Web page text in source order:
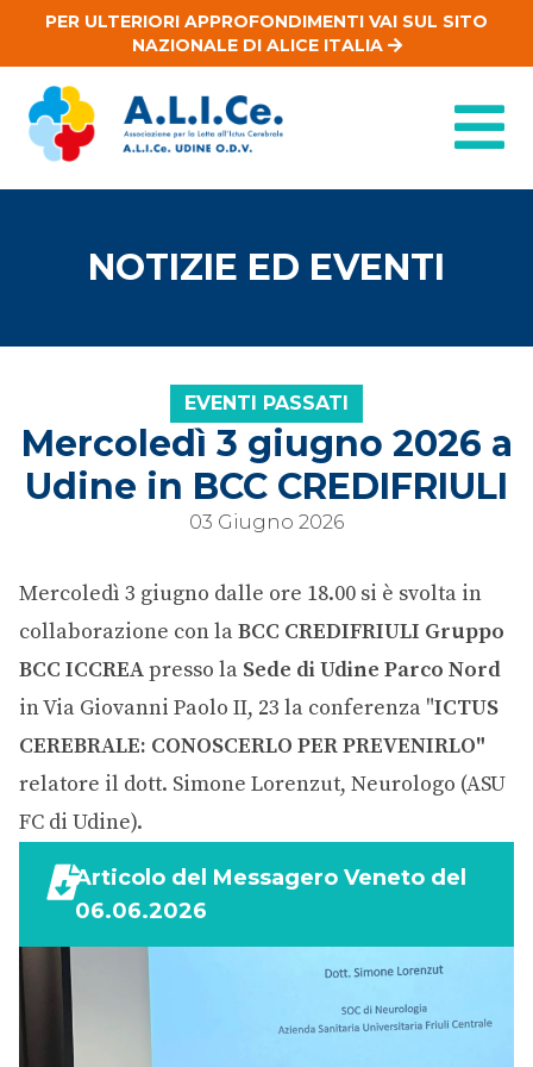
PER ULTERIORI APPROFONDIMENTI VAI SUL SITO
NAZIONALE DI ALICE ITALIA
NOTIZIE ED EVENTI
EVENTI PASSATI
Mercoledì 3 giugno 2026 a
Udine in BCC CREDIFRIULI
03 Giugno 2026
Mercoledì 3 giugno dalle ore 18.00 si è svolta in
collaborazione con laBCC CREDIFRIULI Gruppo
BCC ICCREApresso la Sede di Udine Parco Nord
in Via Giovanni Paolo II, 23 la conferenza "ICTUS
CEREBRALE: CONOSCERLO PER PREVENIRLO"
relatore il dott. Simone Lorenzut, Neurologo (ASU
FC di Udine).
Articolo del Messagero Veneto del
06.06.2026